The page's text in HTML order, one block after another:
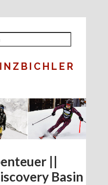
||
Basin